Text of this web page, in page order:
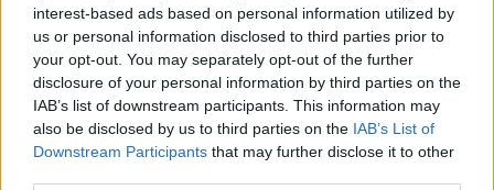
interest-based ads based on personal information utilized by
us or personal information disclosed to third parties prior to
your opt-out. You may separately opt-out of the further
disclosure of your personal information by third parties on the
IAB’s list of downstream participants. This information may
also be disclosed by us to third parties on the IAB’s List of
Downstream Participants that may further disclose it to other
felületeken?
Tudatossággal. Mint ahogy jó esetben élőben is
igyekszünk kerülni azokat az embereket, akik
negatívan hatnak ránk, úgy ezt érdemes tenni az
online felületeken is.